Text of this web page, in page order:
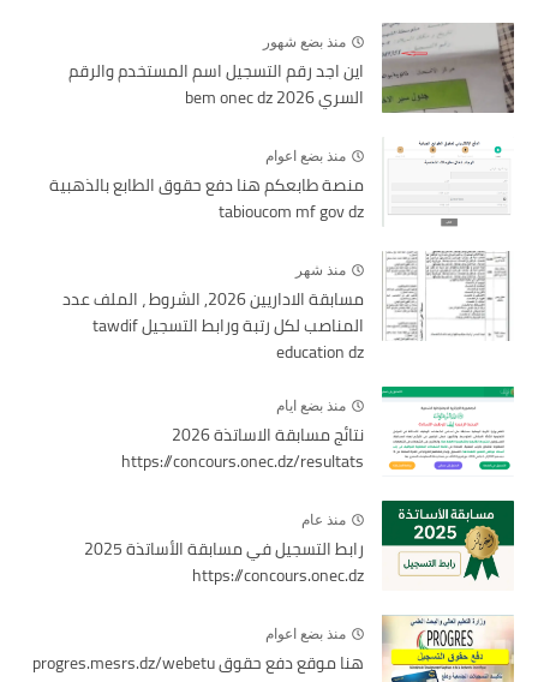
منذ بضع شهور
اين اجد رقم التسجيل اسم المستخدم والرقم
السري bem onec dz 2026
منذ بضع اعوام
منصة طابعكم هنا دفع حقوق الطابع بالذهبية
tabioucom mf gov dz
منذ شهر
مسابقة الاداريين 2026, الشروط ، الملف عدد
المناصب لكل رتبة ورابط التسجيل tawdif
education dz
منذ بضع ايام
نتائج مسابقة الاساتذة 2026
https://concours.onec.dz/resultats
منذ عام
رابط التسجيل في مسابقة الأساتذة 2025
https://concours.onec.dz
منذ بضع اعوام
هنا موقع دفع حقوق progres.mesrs.dz/webetu